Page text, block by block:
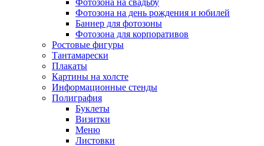
Фотозона на свадьбу
Фотозона на день рождения и юбилей
Баннер для фотозоны
Фотозона для корпоративов
Ростовые фигуры
Тантамарески
Плакаты
Картины на холсте
Информационные стенды
Полиграфия
Буклеты
Визитки
Меню
Листовки